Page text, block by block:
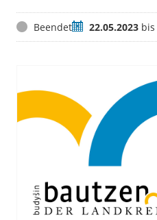
StatusBeendetZeitraum
22.05.2023bis